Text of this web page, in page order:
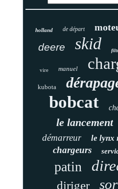
holland de départ
deere skid
vire manuel
kubota
bobcat
le lancement
démarreur le lynx
chargeurs
patin
diriger